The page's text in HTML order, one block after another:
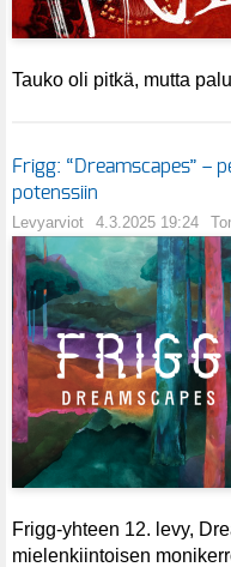
Tauko oli pitkä, mutta
Frigg: “Dreamscapes” –
potenssiin
Levyarviot 4.3.2025 19:24
Frigg-yhteen 12. levy,
mielenkiintoisen